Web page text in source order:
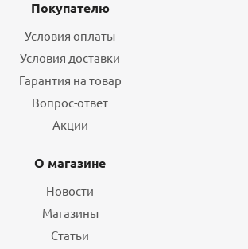
Покупателю
Условия оплаты
Условия доставки
Гарантия на товар
Вопрос-ответ
Акции
О магазине
Новости
Магазины
Статьи